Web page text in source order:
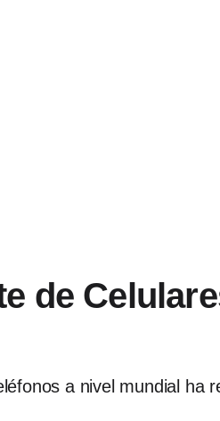
de
a nivel mundial ha